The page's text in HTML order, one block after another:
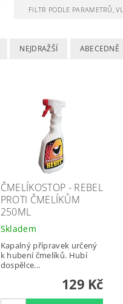
FILTR PODLE PARAMETRŮ,
NEJDRAŽŠÍ ABECEDNĚ
ČMELÍKOSTOP - REBEL
PROTI ČMELÍKŮM
250ML
Skladem
Kapalný přípravek určený
k hubení čmelíků. Hubí
dospělce...
129 Kč